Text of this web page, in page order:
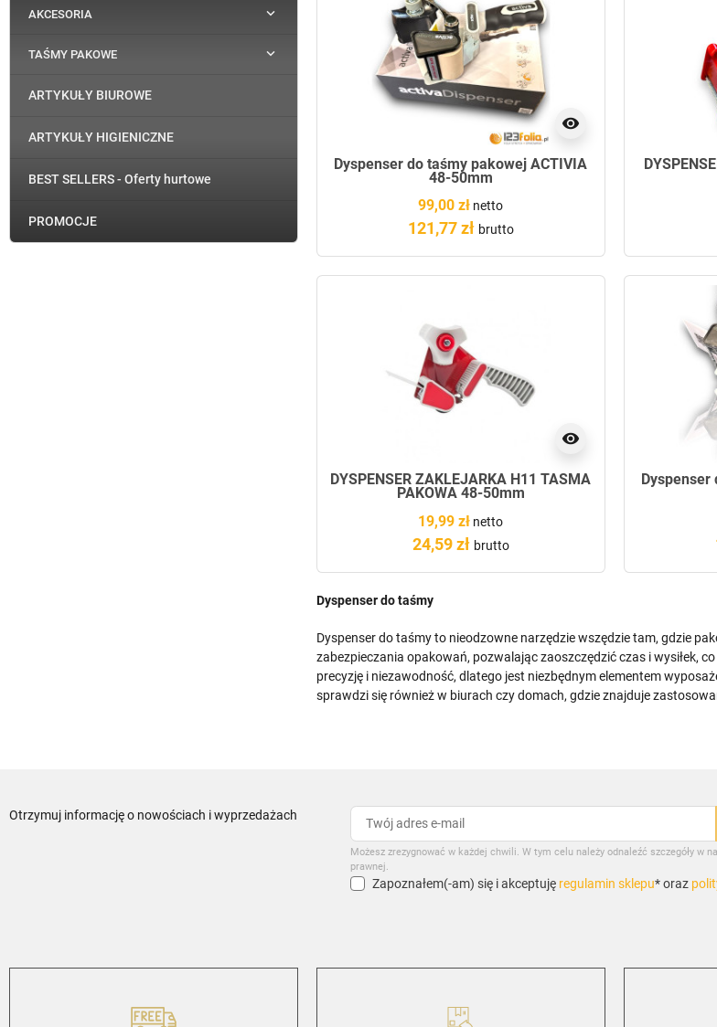
AKCESORIA 
TAŚMY PAKOWE 
ARTYKUŁY BIUROWE
ARTYKUŁY HIGIENICZNE
BEST SELLERS - Oferty hurtowe
PROMOCJE
visibility
Dyspenser do taśmy pakowej ACTIVIA
48-50mm
99,00 zł netto
121,77 zł brutto
visibility
DYSPENSER ZAKLEJARKA H11 TAŚMA
PAKOWA 48-50mm
19,99 zł netto
24,59 zł brutto
Dyspenser
Dyspenser do taśmy
Dyspenser do taśmy to nieodzowne narzędzie wszędzie tam, gdzie
zabezpieczania opakowań, pozwalając zaoszczędzić czas i wysiłek,
precyzję i niezawodność, dlatego jest niezbędnym elementem
sprawdzi się również w biurach czy domach, gdzie znajduje
Otrzymuj informację o nowościach i wyprzedażach
Możesz zrezygnować w każdej chwili. W tym celu należy odnaleźć szczegóły w
prawnej.
Zapoznałem(-am) się i akceptuję regulamin sklepu* oraz